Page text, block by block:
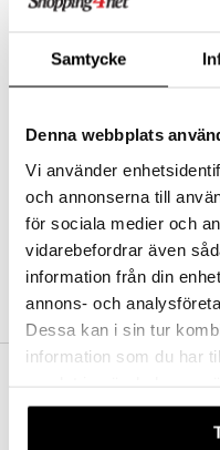
Samtycke
Denna webbplats
Vi använder
och annonserna till
för sociala medier och
vidarebefordrar även
information från din
annons- och
Dessa kan i sin tur
information som du har
våra cookies vid fortsatt
Luo uusi asiakas
Hyviä tarjouksia
Kestotilaus
Arvostele tuotteita
Toivelistat
LUO ASIAKAS
Aina maksuton
tuotteen tai koko